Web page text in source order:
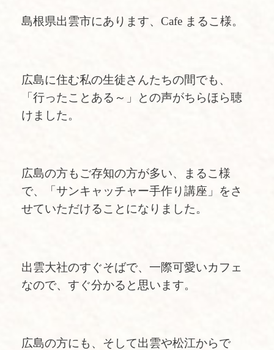
島根県出雲市にあります、Cafe まるこ様。
広島に住む私の生徒さんたちの間でも、
「行ったことある～」との声がちらほら聴
けました。
広島の方もご存知の方が多い、まるこ様
で、「サンキャッチャー手作り講座」をさ
せていただけることになりました。
出雲大社のすぐそばで、一際可愛いカフェ
なので、すぐ分かると思います。
広島の方にも、そして出雲や松江からで